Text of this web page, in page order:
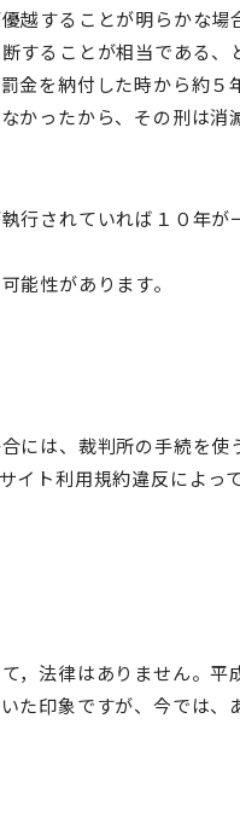
越することが明らかな場
することが相当である、
金を納付した時から約５
かったから、その刑は消
行されていれば１０年が
能性があります。
には、裁判所の手続を使
イト利用規約違反によっ
，法律はありません。平
た印象ですが、今では、